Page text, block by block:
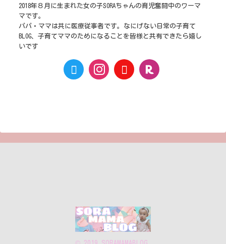
2018年８月に生まれた女の子SORAちゃんの育児奮闘中のワーマ
マです。
パパ・ママは共に医療従事者です。なにげない日常の子育て
BLOG、子育てママのためになることを皆様と共有できたら嬉し
いです